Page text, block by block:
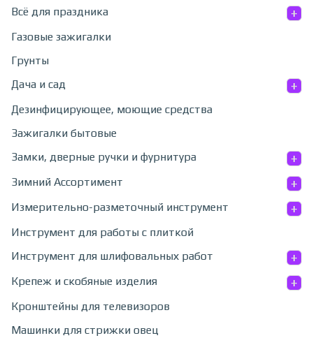
Всё для праздника
+
Газовые зажигалки
Грунты
Дача и сад
+
Дезинфицирующее, моющие средства
Зажигалки бытовые
Замки, дверные ручки и фурнитура
+
Зимний Ассортимент +
Измерительно-разметочный инструмент +
Инструмент для работы с плиткой
Инструмент для шлифовальных работ
+
Крепеж и скобяные изделия +
Кронштейны для телевизоров
Машинки для стрижки овец